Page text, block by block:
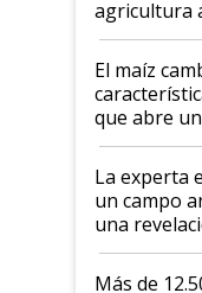
agricultura
infinitas"
El maíz
que abre
el lote
La experta
un campo
una
impresionó
Más de